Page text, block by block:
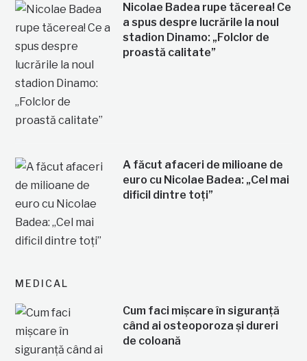
Nicolae Badea rupe tăcerea! Ce
a spus despre lucrările la noul
stadion Dinamo: „Folclor de
proastă calitate”
A făcut afaceri de milioane de
euro cu Nicolae Badea: „Cel mai
dificil dintre toți”
MEDICAL
Cum faci mișcare în siguranță
când ai osteoporoza și dureri
de coloană